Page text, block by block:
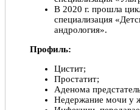
В 2020 г. прошла
специализация
андрология».
Профиль:
Цистит;
Простатит;
Аденома
Недержание мочи у